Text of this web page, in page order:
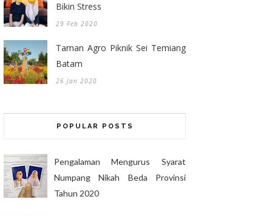
Bikin Stress
29 Feb 2020
Taman Agro Piknik Sei Temiang
Batam
26 Jan 2020
POPULAR POSTS
Pengalaman Mengurus Syarat
Numpang Nikah Beda Provinsi
Tahun 2020